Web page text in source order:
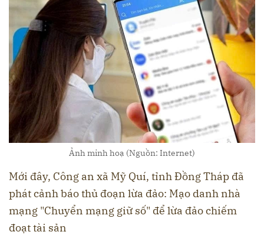
Ảnh minh hoạ (Nguồn: Internet)
Mới đây, Công an xã Mỹ Quí, tỉnh Đồng Tháp đã
phát cảnh báo thủ đoạn lừa đảo: Mạo danh nhà
mạng "Chuyển mạng giữ số" để lừa đảo chiếm
đoạt tài sản